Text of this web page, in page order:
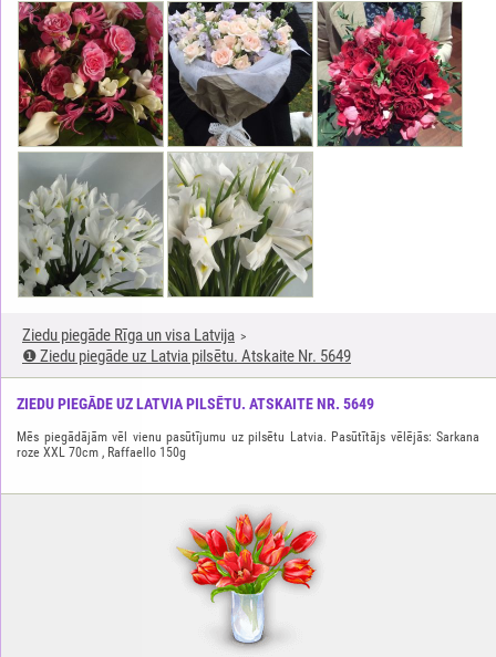
Ziedu piegāde Rīga un visa Latvija
❶ Ziedu piegāde uz Latvia pilsētu. Atskaite Nr. 5649
ZIEDU PIEGĀDE UZ LATVIA PILSĒTU. ATSKAITE NR. 5649
Mēs piegādājām vēl vienu pasūtījumu uz pilsētu Latvia. Pasūtītājs vēlējās: Sarkana
roze XXL 70cm , Raffaello 150g